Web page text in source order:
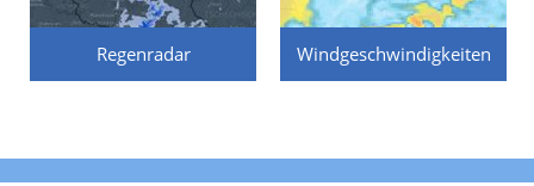
Regenradar Windgeschwindigkeiten